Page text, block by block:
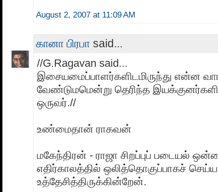
August 2, 2007 at 11:09 AM
கானா பிரபா said...
//G.Ragavan said...
இசையமைப்பாளர்களிடமிருந்து என்ன
வேண்டுமமென்று தெரிந்த
ஒருவர்.//
உண்மைதான் ராகவன்
மகேந்திரன் - ராஜா சிறப்புப் படையல்
எதிர்காலத்தில் ஒலித்தொகுப்பாகச் செய்ய
உத்தேசித்திருக்கின்றேன்.